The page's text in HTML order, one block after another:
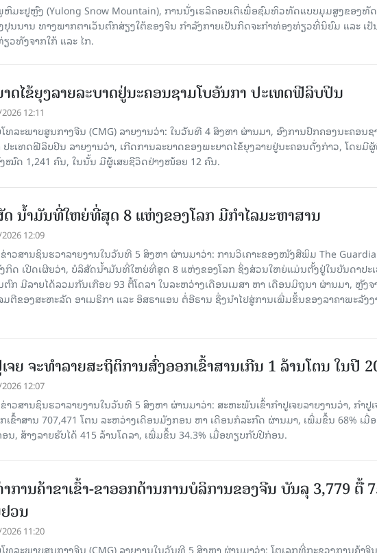
ມະຢູຫຼົງ (Yulong Snow Mountain), ການນັ່ງເຮລິຄອບເຕີເພື່ອຊົມທິວທັດແບບມຸມສູງຂອງທັ
ນນານ ທາງພາກຕາເວັນຕົກສ່ຽງໃຕ້ຂອງຈີນ ກຳລັງກາຍເປັນກິດຈະກຳທ່ອງທ່ຽວທີ່ນິຍົມ ແລະ ເປັ
ທັງຈາກໃກ້ ແລະ ໄກ.
ດໄຂ້ຍຸງລາຍລະບາດຢູ່ນະຄອນຊາມໂບ​ອັນກາ ປະເທດຟີລິບປິນ
12:11
ທລະພາບສູນກາງຈີນ (CMG) ລາຍງານວ່າ: ໃນວັນທີ 4 ສິງ​ຫາ ຜ່ານມາ, ອົງການ​ປົກ​ຄອງນະຄອນຊ
ປະເທດຟີລິບປິນ ລາຍ​ງານວ່າ, ເກີດ​ການລະບາດ​ຂອງພະຍາດໄຂ້ຍຸງລາຍຢູ່ນະຄອນດັ່ງກ່າວ, ໂດຍມີ
ໝົດ 1,241 ຄົນ, ໃນນັ້ນ ມີຜູ້ເສຍຊີວິດຢ່າງໜ້ອຍ 12 ຄົນ.
ນ້ຳມັນທີ່ໃຫຍ່ທີ່ສຸດ 8 ແຫ່ງຂອງໂລກ ມີກຳໄລມະຫາສານ
12:09
າວສານຊິນຮວາລາຍງານໃນວັນທີ 5 ສິງຫາ ຜ່ານມາວ່າ: ການວິເຄາະຂອງໜັງສືພິມ The
ກິດ ເປີດເຜີຍວ່າ, ບໍລິສັດນ້ຳມັນທີ່ໃຫຍ່ທີ່ສຸດ 8 ແຫ່ງຂອງໂລກ ຊຶ່ງສ່ວນໃຫຍ່ແມ່ນຕັ້ງຢູ່ໃນບັນດາປະ
ຕົກ ມີລາຍໄດ້ລວມກັນເກືອບ 93 ຕື້ໂດລາ ໃນລະຫວ່າງເດືອນເມສາ ຫາ ເດືອນມິຖຸນາ ຜ່ານມາ, ຫຼັງຈ
ມຕີຂອງສະຫະລັດ ອາເມຣິກາ ແລະ ອິສຣາແອນ ຕໍ່ອີຣານ ຊຶ່ງນຳໄປສູ່ການເພີ່ມຂຶ້ນຂອງລາຄາພະລັງງ
ຈຍ ຈະທຳລາຍສະຖິຕິການສົ່ງອອກເຂົ້າສານເກີນ 1 ລ້ານໂຕນ ໃນປີ
12:07
າວສານຊິນຮວາລາຍງານໃນວັນທີ 5 ສິງຫາ ຜ່ານມາວ່າ: ສະຫະພັນເຂົ້າກຳປູເຈຍລາຍງານວ່າ, ກໍາປູເ
ເຂົ້າສານ 707,471 ໂຕນ ລະຫວ່າງເດືອນມັງກອນ ຫາ ເດືອນກໍລະກົດ ຜ່ານມາ, ເພີ່ມຂຶ້ນ 68% ເມື່
ນ, ສ້າງລາຍຮັບໄດ້ 415 ລ້ານໂດລາ, ເພີ່ມຂຶ້ນ 34.3% ເມື່ອທຽບກັບປີກ່ອນ.
ການຄ້າຂາເຂົ້າ-ຂາອອກດ້ານການບໍລິການຂອງຈີນ ບັນລຸ 3,779 ຕື້
ວນ
11:20
ທລະພາບສູນກາງຈີນ (CMG) ລາຍງານໃນວັນທີ 5 ສິງຫາ ຜ່ານມາວ່າ: ໂຕເລກທີ່ກະຊວງການຄ້າຈີນ